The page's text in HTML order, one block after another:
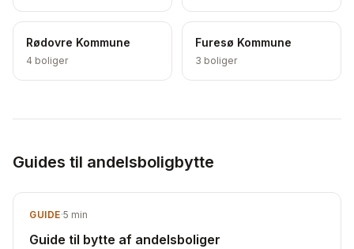
Rødovre Kommune
4 boliger
Furesø Kommune
3 boliger
Guides til andelsboligbytte
GUIDE·5 min
Guide til bytte af andelsboliger